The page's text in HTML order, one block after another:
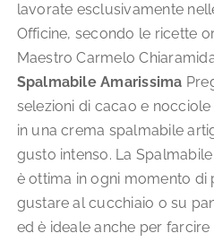
prodotto
lavorate esclusivamente
Officine, secondo le ricette
Maestro Carmelo
Spalmabile Amarissima
selezioni di cacao e
in una crema spalmabile
gusto intenso. La
è ottima in ogni momento di
gustare al cucchiaio o su
ed è ideale anche per farcire